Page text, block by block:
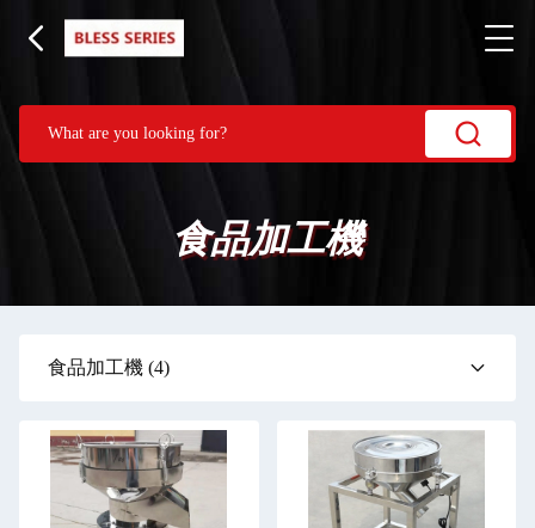
食品加工機
食品加工機 (4)